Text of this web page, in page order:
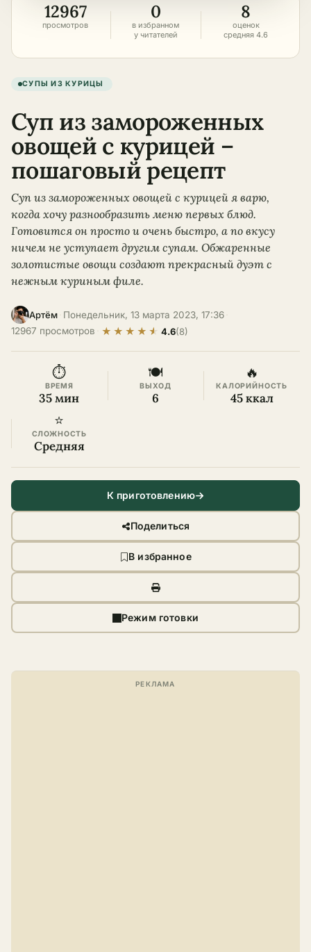
12967
просмотров
0
в избранном
у читателей
8
оценок
средняя 4.6
СУПЫ ИЗ КУРИЦЫ
Суп из замороженных
овощей с курицей –
пошаговый рецепт
Суп из замороженных овощей с курицей я варю,
когда хочу разнообразить меню первых блюд.
Готовится он просто и очень быстро, а по вкусу
ничем не уступает другим супам. Обжаренные
золотистые овощи создают прекрасный дуэт с
нежным куриным филе.
Артём Понедельник, 13 марта 2023, 17:36
12967 просмотров
★ ★ ★ ★ ★ 4.6(8)
⏱
ВРЕМЯ
35 мин
🍽
ВЫХОД
6
🔥
КАЛОРИЙНОСТЬ
45 ккал
⭐
СЛОЖНОСТЬ
Средняя
К приготовлению
Поделиться
В избранное
Режим готовки